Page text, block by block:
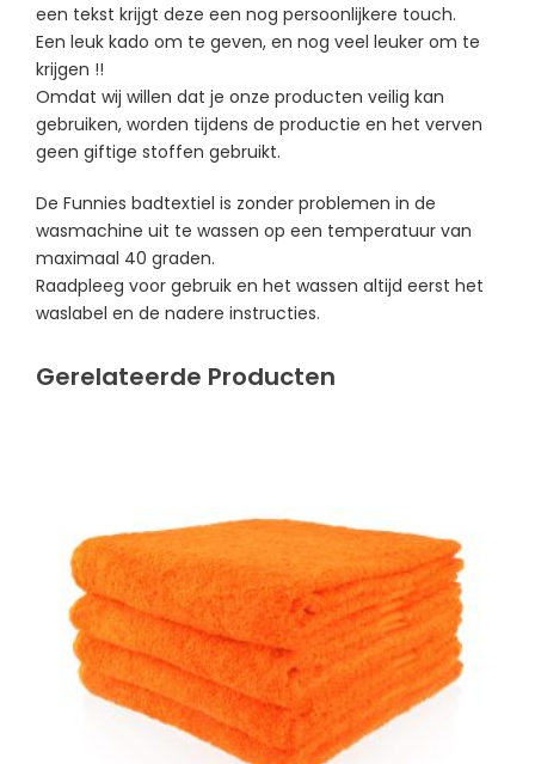
een tekst krijgt deze een nog persoonlijkere touch.
Een leuk kado om te geven, en nog veel leuker om te
krijgen !!
Omdat wij willen dat je onze producten veilig kan
gebruiken, worden tijdens de productie en het verven
geen giftige stoffen gebruikt.
De Funnies badtextiel is zonder problemen in de
wasmachine uit te wassen op een temperatuur van
maximaal 40 graden.
Raadpleeg voor gebruik en het wassen altijd eerst het
waslabel en de nadere instructies.
Gerelateerde Producten